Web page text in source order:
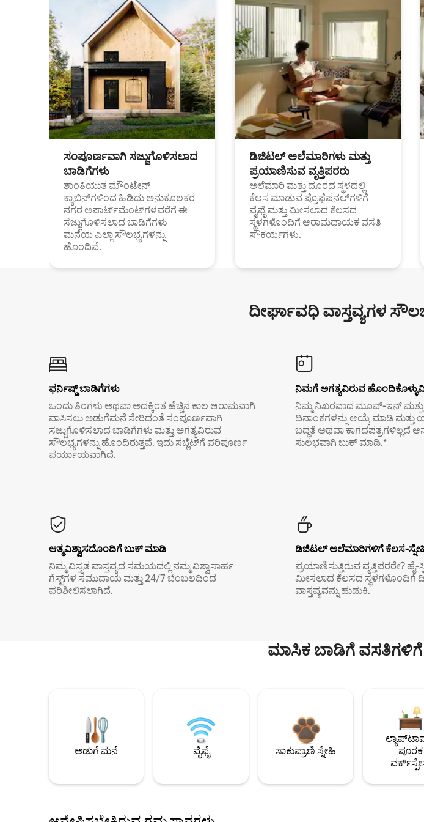
ಸಂಪೂರ್ಣವಾಗಿ ಸಜ್ಜುಗೊಳಿಸಲಾದ
ಬಾಡಿಗೆಗಳು
ಶಾಂತಿಯುತ ಮೌಂಟೇನ್
ಕ್ಯಾಬಿನ್‌ಗಳಿಂದ ಹಿಡಿದು ಅನುಕೂಲಕರ
ನಗರ ಅಪಾರ್ಟ್‌ಮೆಂಟ್‌ಗಳವರೆಗೆ ಈ
ಸಜ್ಜುಗೊಳಿಸಲಾದ ಬಾಡಿಗೆಗಳು
ಮನೆಯ ಎಲ್ಲಾ ಸೌಲಭ್ಯಗಳನ್ನು
ಹೊಂದಿವೆ.
ಡಿಜಿಟಲ್ ಅಲೆಮಾರಿಗಳು ಮತ್ತು
ಪ್ರಯಾಣಿಸುವ ವೃತ್ತಿಪರರು
ಅಲೆಮಾರಿ ಮತ್ತು ದೂರದ ಸ್ಥಳದಲ್ಲಿ
ಕೆಲಸ ಮಾಡುವ ಪ್ರೊಫೆಷನಲ್‌ಗಳಿಗೆ
ವೈಫೈ ಮತ್ತು ಮೀಸಲಾದ ಕೆಲಸದ
ಸ್ಥಳಗಳೊಂದಿಗೆ ಆರಾಮದಾಯಕ ವಸತಿ
ಸೌಕರ್ಯಗಳು.
ದೀರ್ಘಾವಧಿ ವಾಸ್ತವ್ಯಗಳ
ಫರ್ನಿಷ್ಡ್ ಬಾಡಿಗೆಗಳು
ಒಂದು ತಿಂಗಳು ಅಥವಾ ಅದಕ್ಕಿಂತ ಹೆಚ್ಚಿನ ಕಾಲ ಆರಾಮವಾಗಿ
ವಾಸಿಸಲು ಅಡುಗೆಮನೆ ಸೇರಿದಂತೆ ಸಂಪೂರ್ಣವಾಗಿ
ಸಜ್ಜುಗೊಳಿಸಲಾದ ಬಾಡಿಗೆಗಳು ಮತ್ತು ಅಗತ್ಯವಿರುವ
ಸೌಲಭ್ಯಗಳನ್ನು ಹೊಂದಿರುತ್ತವೆ. ಇದು ಸಬ್ಲೆಟ್‌ಗೆ ಪರಿಪೂರ್ಣ
ಪರ್ಯಾಯವಾಗಿದೆ.
ನಿಮಗೆ ಅಗತ್ಯವಿರುವ
ನಿಮ್ಮ ನಿಖರವಾದ ಮೂವ್-ಇನ್
ದಿನಾಂಕಗಳನ್ನು ಆಯ್ಕೆ ಮಾಡಿ ಮತ್ತು
ಬದ್ಧತೆ ಅಥವಾ ಕಾಗದಪತ್ರಗಳಿಲ್ಲದೆ
ಸುಲಭವಾಗಿ ಬುಕ್ ಮಾಡಿ.*
ಆತ್ಮವಿಶ್ವಾಸದೊಂದಿಗೆ ಬುಕ್ ಮಾಡಿ
ನಿಮ್ಮ ವಿಸ್ತೃತ ವಾಸ್ತವ್ಯದ ಸಮಯದಲ್ಲಿ ನಮ್ಮ ವಿಶ್ವಾಸಾರ್ಹ
ಗೆಸ್ಟ್‌ಗಳ ಸಮುದಾಯ ಮತ್ತು 24/7 ಬೆಂಬಲದಿಂದ
ಪರಿಶೀಲಿಸಲಾಗಿದೆ.
ಡಿಜಿಟಲ್ ಅಲೆಮಾರಿಗಳಿಗೆ ಕೆಲಸ-ಸ್ನೇಹಿ
ಪ್ರಯಾಣಿಸುತ್ತಿರುವ ವೃತ್ತಿಪರರೇ? ಹೈ-
ಮೀಸಲಾದ ಕೆಲಸದ ಸ್ಥಳಗಳೊಂದಿಗೆ
ವಾಸ್ತವ್ಯವನ್ನು ಹುಡುಕಿ.
ಮಾಸಿಕ ಬಾಡಿಗೆ
ಅಡುಗೆ ಮನೆ ವೈಫೈ ಸಾಕುಪ್ರಾಣಿ ಸ್ನೇಹಿ
ಪೂರಕ